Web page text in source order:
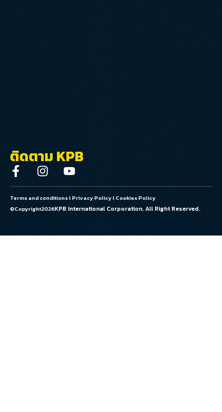
ติดตาม KPB
Terms and conditionslPrivacy PolicylCookies Policy
©Copyright2026KPB International Corporation, All Right Reserved.